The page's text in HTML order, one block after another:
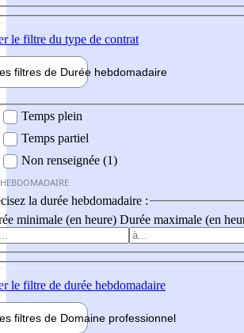
le filtre du type de contrat
filtres de Durée hebdomadaire
Temps plein
Temps partiel
Non renseignée (1)
la durée hebdomadaire :
minimale (en heure) Durée maximale (en
le filtre de durée hebdomadaire
filtres de Domaine professionnel